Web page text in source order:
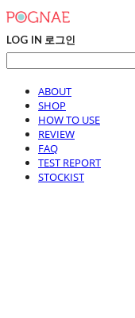
LOG IN 로그인
ABOUT
SHOP
HOW TO USE
REVIEW
FAQ
TEST REPORT
STOCKIST